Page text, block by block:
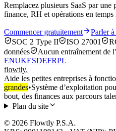
Remplacez plusieurs SaaS par
finance, RH et opérations en temps
Commencer gratuitement
Parler
SOC 2 Type II
ISO 27001
données
Aucun entraînement de
ENUKESDEFRPL
flowtly.
Aide les petites entreprises à
grandes•Système d’exploitation
bout, des finances aux parcours
Plan du site
© 2026 Flowtly P.S.A.